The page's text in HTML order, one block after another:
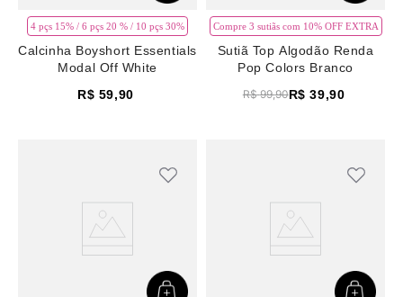
4 pçs 15% / 6 pçs 20 % / 10 pçs 30%
Calcinha Boyshort Essentials
Modal Off White
R$ 59,90
Compre 3 sutiãs com 10% OFF EXTRA
Sutiã Top Algodão Renda
Pop Colors Branco
R$ 99,90R$ 39,90